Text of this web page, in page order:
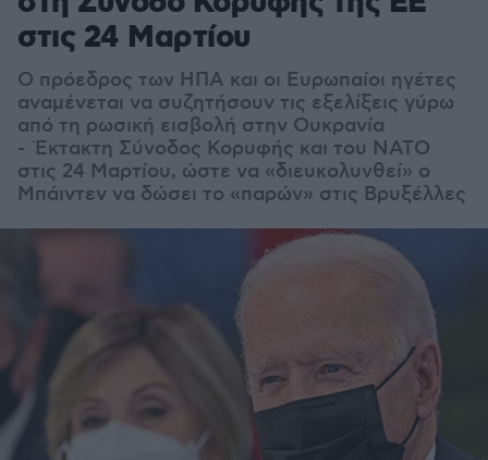
στις 24 Μαρτίου
Ο πρόεδρος των ΗΠΑ και οι Ευρωπαίοι ηγέτες
αναμένεται να συζητήσουν τις εξελίξεις γύρω
από τη ρωσική εισβολή στην Ουκρανία
- Έκτακτη Σύνοδος Κορυφής και του ΝΑΤΟ
στις 24 Μαρτίου, ώστε να «διευκολυνθεί» ο
Μπάιντεν να δώσει το «παρών» στις Βρυξέλλες